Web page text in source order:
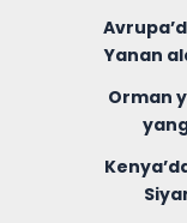
Yanan
Orman